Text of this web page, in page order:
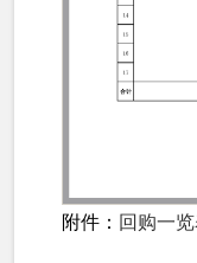
附件： 回购一